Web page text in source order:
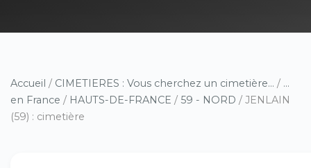
Accueil / CIMETIERES : Vous cherchez un cimetière... / ...
en France / HAUTS-DE-FRANCE / 59 - NORD / JENLAIN
(59) : cimetière